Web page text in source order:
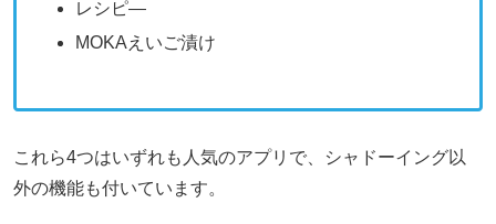
レシピ―
MOKAえいご漬け
これら4つはいずれも人気のアプリで、シャドーイング以
外の機能も付いています。